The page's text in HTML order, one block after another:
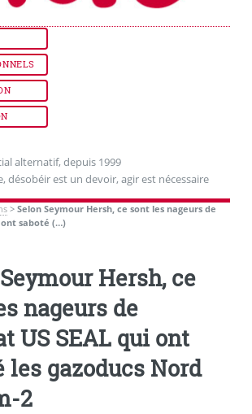
alternatif, depuis 1999
désobéir est un devoir, agir est nécessaire
> Selon Seymour Hersh, ce sont les nageurs de
ont saboté (…)
Hersh, ce
nageurs de
US SEAL qui ont
les gazoducs Nord
2